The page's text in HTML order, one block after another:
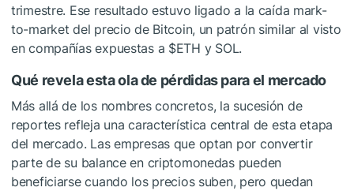
trimestre. Ese resultado estuvo ligado a la caída mark-
to-market del precio de Bitcoin, un patrón similar al visto
en compañías expuestas a $ETH y SOL.
Qué revela esta ola de pérdidas para el mercado
Más allá de los nombres concretos, la sucesión de
reportes refleja una característica central de esta etapa
del mercado. Las empresas que optan por convertir
parte de su balance en criptomonedas pueden
beneficiarse cuando los precios suben, pero quedan